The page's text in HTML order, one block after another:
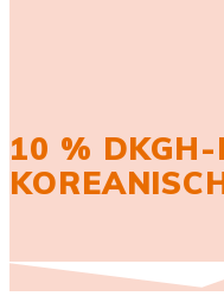
10 %